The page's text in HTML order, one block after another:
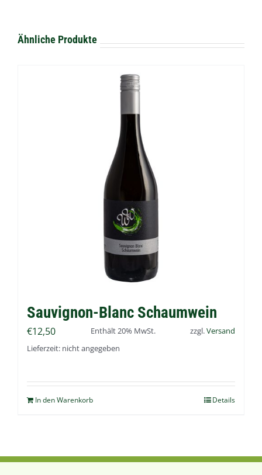
Ähnliche Produkte
Sauvignon-Blanc Schaumwein
€12,50 Enthält 20% MwSt. zzgl.Versand
Lieferzeit: nicht angegeben
In den Warenkorb Details